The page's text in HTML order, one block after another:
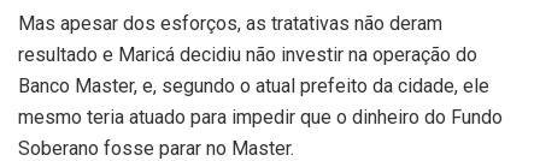
Mas apesar dos esforços, as tratativas não deram
resultado e Maricá decidiu não investir na operação do
Banco Master, e, segundo o atual prefeito da cidade, ele
mesmo teria atuado para impedir que o dinheiro do Fundo
Soberano fosse parar no Master.